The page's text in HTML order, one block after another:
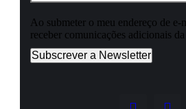
Ao submeter o meu endereço de
receber comunicações adicionais